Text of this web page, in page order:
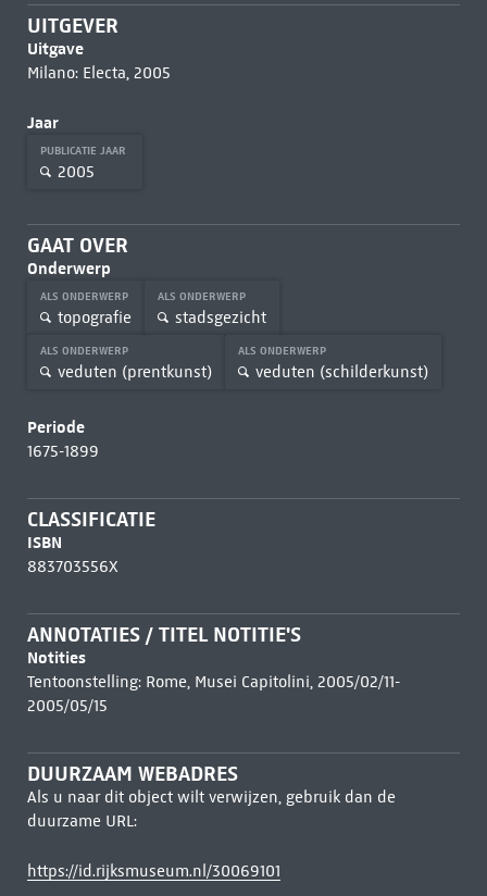
UITGEVER
Uitgave
Milano: Electa, 2005
Jaar
PUBLICATIE JAAR
2005
GAAT OVER
Onderwerp
ALS ONDERWERP
topografie
ALS ONDERWERP
stadsgezicht
ALS ONDERWERP
veduten (prentkunst)
ALS ONDERWERP
veduten (schilderkunst)
Periode
1675-1899
CLASSIFICATIE
ISBN
883703556X
ANNOTATIES / TITEL NOTITIE'S
Notities
Tentoonstelling: Rome, Musei Capitolini, 2005/02/11-
2005/05/15
DUURZAAM WEBADRES
Als u naar dit object wilt verwijzen, gebruik dan de
duurzame URL:
https://id.rijksmuseum.nl/30069101